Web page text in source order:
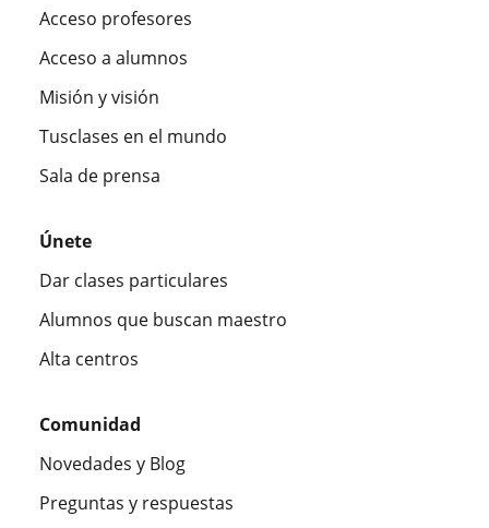
Acceso profesores
Acceso a alumnos
Misión y visión
Tusclases en el mundo
Sala de prensa
Únete
Dar clases particulares
Alumnos que buscan maestro
Alta centros
Comunidad
Novedades y Blog
Preguntas y respuestas